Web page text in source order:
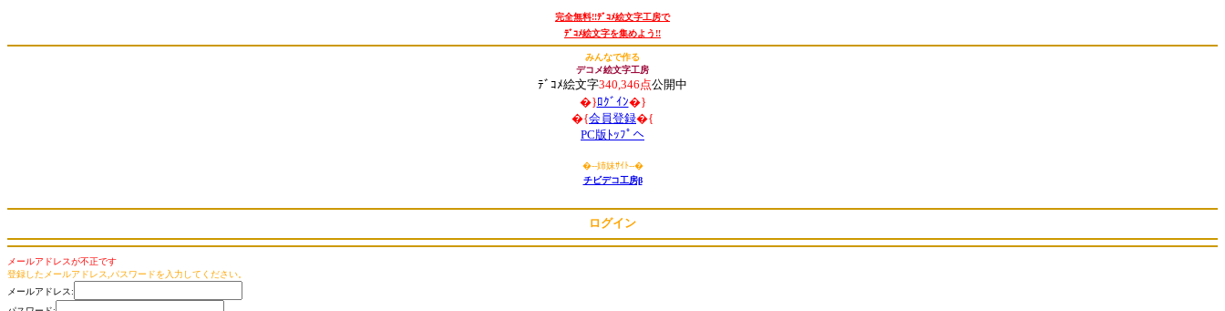
完全無料!!ﾃﾞｺﾒ絵文字工房で
ﾃﾞｺﾒ絵文字を集めよう!!
みんなで作る
デコメ絵文字工房
ﾃﾞｺﾒ絵文字340,346点公開中
�}ﾛｸﾞｲﾝ�}
�{会員登録�{
PC版ﾄｯﾌﾟへ
�--姉妹ｻｲﾄ--�
チビデコ工房β
ログイン
メールアドレスが不正です
登録したメールアドレス,パスワードを入力してください。
メールアドレス: